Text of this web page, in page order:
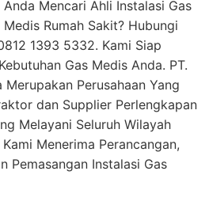
Anda Mencari Ahli Instalasi Gas
Medis Rumah Sakit? Hubungi
1393 5332. Kami Siap
Gas Medis Anda. PT.
Perusahaan Yang
dan Supplier Perlengkapan
Melayani Seluruh Wilayah
Menerima Perancangan,
Pemasangan Instalasi Gas